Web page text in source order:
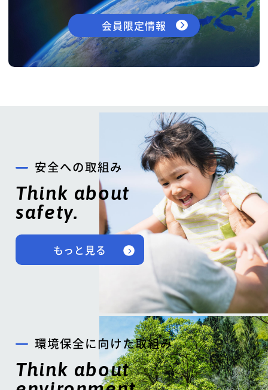
会員限定情報
安全への取組み
Think about
safety.
もっと見る
環境保全に向けた取組み
Think about